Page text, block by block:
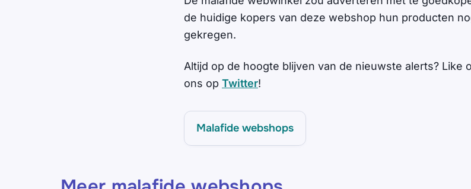
de huidige kopers van deze webshop hun producten
gekregen.
Altijd op de hoogte blijven van de nieuwste alerts? Like
ons op Twitter!
Malafide webshops